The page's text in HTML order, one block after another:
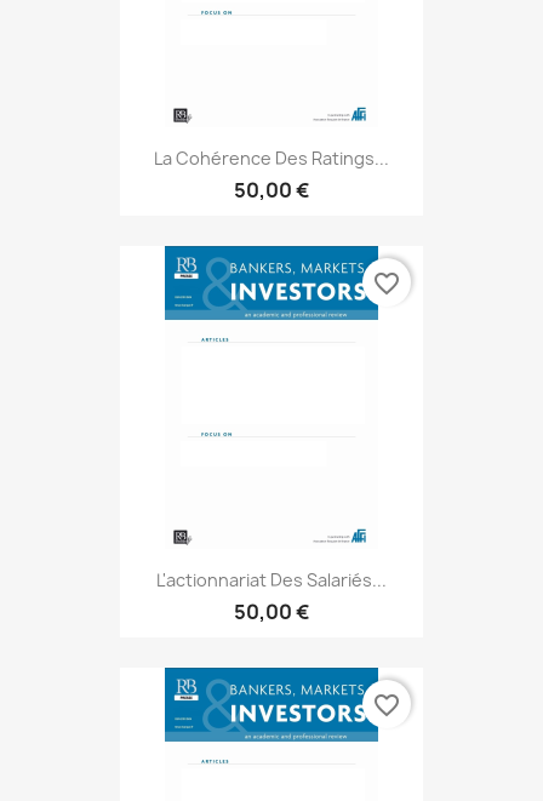
La Cohérence Des Ratings...
50,00 €
L'actionnariat Des Salariés...
50,00 €
favorite_border
favorite_border